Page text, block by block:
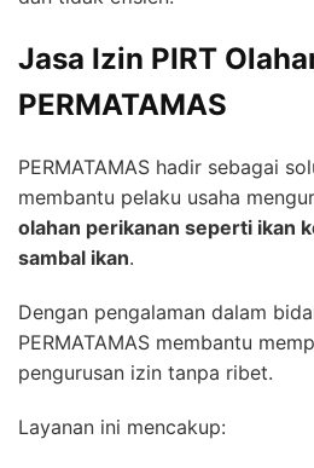
Jasa Izin PIRT
PERMATAMAS
PERMATAMAS hadir sebagai
membantu pelaku usaha
olahan perikanan seperti ikan
sambal ikan.
Dengan pengalaman dalam
PERMATAMAS membantu
pengurusan izin tanpa ribet.
Layanan ini mencakup: